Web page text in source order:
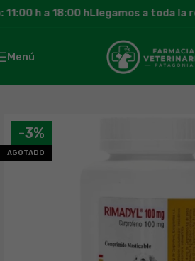
h a 18:00 h Llegamos a toda la
Menú
-3%
AGOTADO